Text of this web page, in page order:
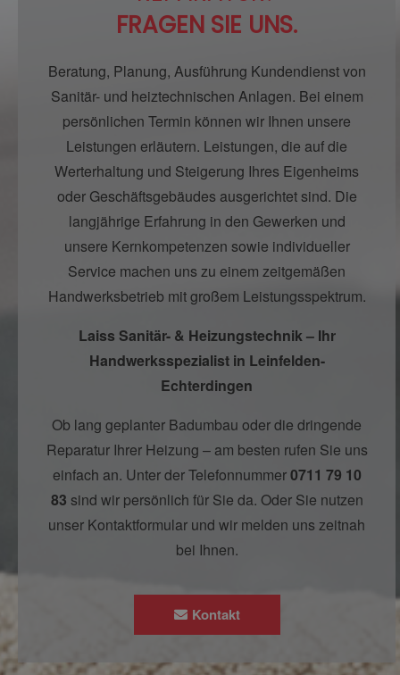
FRAGEN SIE UNS.
Beratung, Planung, Ausführung Kundendienst von
Sanitär- und heiztechnischen Anlagen. Bei einem
persönlichen Termin können wir Ihnen unsere
Leistungen erläutern. Leistungen, die auf die
Werterhaltung und Steigerung Ihres Eigenheims
oder Geschäftsgebäudes ausgerichtet sind. Die
langjährige Erfahrung in den Gewerken und
unsere Kernkompetenzen sowie individueller
Service machen uns zu einem zeitgemäßen
Handwerksbetrieb mit großem Leistungsspektrum.
Laiss Sanitär- & Heizungstechnik – Ihr
Handwerksspezialist in Leinfelden-
Echterdingen
Ob lang geplanter Badumbau oder die dringende
Reparatur Ihrer Heizung – am besten rufen Sie uns
einfach an. Unter der Telefonnummer0711 79 10
83 sind wir persönlich für Sie da. Oder Sie nutzen
unser Kontaktformular und wir melden uns zeitnah
bei Ihnen.
Kontakt